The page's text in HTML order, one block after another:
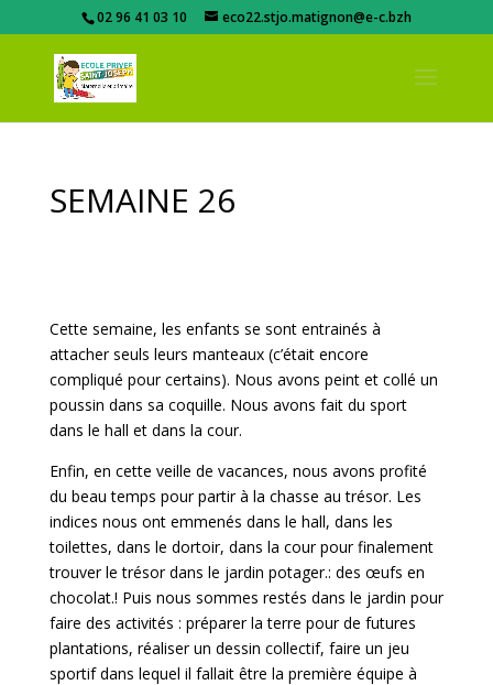
02 96 41 03 10 eco22.stjo.matignon@e-c.bzh
SEMAINE 26
Cette semaine, les enfants se sont entrainés à
attacher seuls leurs manteaux (c’était encore
compliqué pour certains). Nous avons peint et collé un
poussin dans sa coquille. Nous avons fait du sport
dans le hall et dans la cour.
Enfin, en cette veille de vacances, nous avons profité
du beau temps pour partir à la chasse au trésor. Les
indices nous ont emmenés dans le hall, dans les
toilettes, dans le dortoir, dans la cour pour finalement
trouver le trésor dans le jardin potager.: des œufs en
chocolat.! Puis nous sommes restés dans le jardin pour
faire des activités : préparer la terre pour de futures
plantations, réaliser un dessin collectif, faire un jeu
sportif dans lequel il fallait être la première équipe à